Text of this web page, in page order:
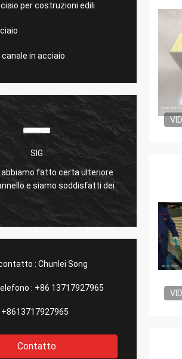
per costruzioni edili
in acciaio
SIG
abbiamo fatto certa ulteriore
e siamo soddisfatti dei
: Chunlei Song
: +86 13717927965
+8613717927965
Contatto